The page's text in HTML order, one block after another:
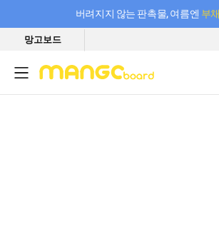
버려지지 않는 판촉물, 여름엔 부채
필요한 만큼 충전하고 끊김 없이 작업하세요! 새
망고보드